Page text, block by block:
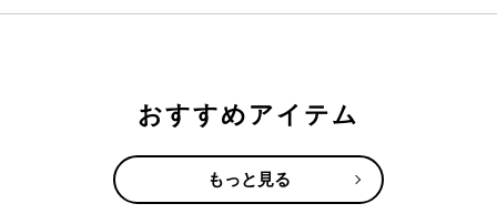
おすすめアイテム
もっと見る